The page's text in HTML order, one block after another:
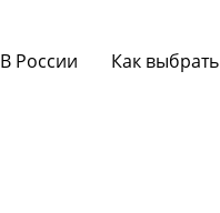
В России Как выбрать